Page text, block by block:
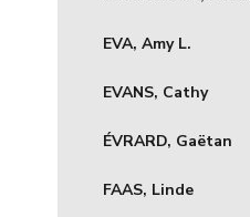
EVA, Amy L.
EVANS, Cathy
ÉVRARD, Gaëtan
FAAS, Linde